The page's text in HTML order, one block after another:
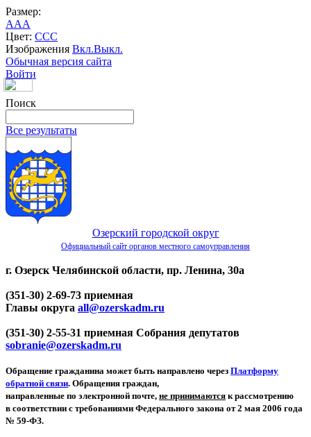
Размер:
AAA
Цвет: CCC
Изображения Вкл.Выкл.
Обычная версия сайта
Войти
Поиск
Все результаты
Озерский городской округ
Официальный сайт органов местного самоуправления
г. Озерск Челябинской области, пр. Ленина, 30а
(351-30) 2-69-73 приемная
Главы округа all@ozerskadm.ru
(351-30) 2-55-31 приемная Собрания депутатов
sobranie@ozerskadm.ru
Обращение гражданина может быть направлено через Платформу
обратной связи. Обращения граждан,
направленные по электронной почте, не принимаются к рассмотрению
в соответствии с требованиями Федерального закона от 2 мая 2006 года
№ 59-ФЗ.